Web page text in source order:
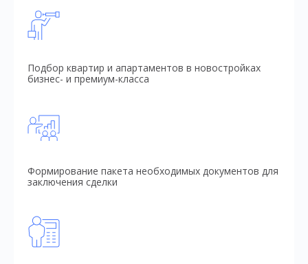
Подбор квартир и апартаментов в новостройках
бизнес- и премиум-класса
Формирование пакета необходимых документов для
заключения сделки